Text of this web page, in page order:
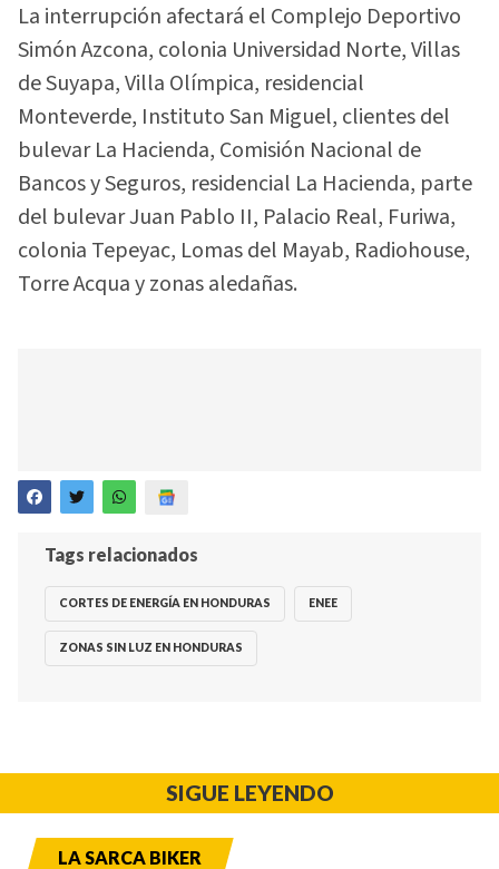
La interrupción afectará el Complejo Deportivo
Simón Azcona, colonia Universidad Norte, Villas
de Suyapa, Villa Olímpica, residencial
Monteverde, Instituto San Miguel, clientes del
bulevar La Hacienda, Comisión Nacional de
Bancos y Seguros, residencial La Hacienda, parte
del bulevar Juan Pablo II, Palacio Real, Furiwa,
colonia Tepeyac, Lomas del Mayab, Radiohouse,
Torre Acqua y zonas aledañas.
Tags relacionados
CORTES DE ENERGÍA EN HONDURAS ENEE
ZONAS SIN LUZ EN HONDURAS
SIGUE LEYENDO
LA SARCA BIKER